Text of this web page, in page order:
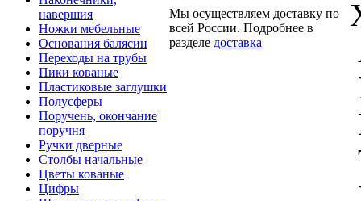
навершия
Ножки мебельные
Основания балясин
Переходы на трубы
Пики кованые
Пластиковые заглушки
Полусферы
Поручень, окончание
поручня
Ручки дверные
Столбы начальные
Цветы кованые
Цифры
Мы осуществляем доставку по
всей России. Подробнее в
разделе доставка